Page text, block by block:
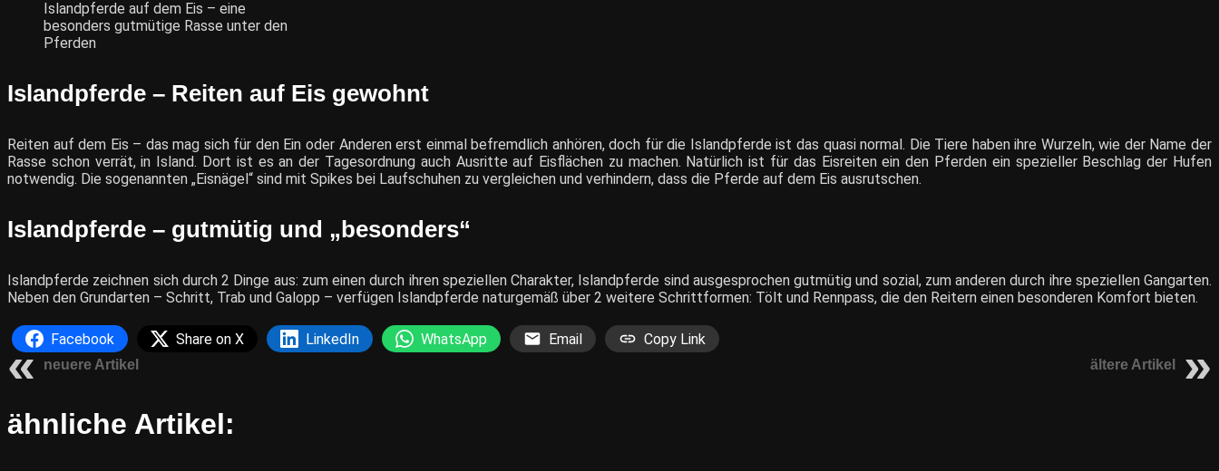
Islandpferde auf dem Eis – eine
besonders gutmütige Rasse unter den
Pferden
Islandpferde – Reiten auf Eis gewohnt
Reiten auf dem Eis – das mag sich für den Ein oder Anderen erst einmal befremdlich anhören, doch für die Islandpferde ist das quasi normal. Die Tiere haben ihre Wurzeln, wie der Name der
Rasse schon verrät, in Island. Dort ist es an der Tagesordnung auch Ausritte auf Eisflächen zu machen. Natürlich ist für das Eisreiten ein den Pferden ein spezieller Beschlag der Hufen
notwendig. Die sogenannten „Eisnägel“ sind mit Spikes bei Laufschuhen zu vergleichen und verhindern, dass die Pferde auf dem Eis ausrutschen.
Islandpferde – gutmütig und „besonders“
Islandpferde zeichnen sich durch 2 Dinge aus: zum einen durch ihren speziellen Charakter, Islandpferde sind ausgesprochen gutmütig und sozial, zum anderen durch ihre speziellen Gangarten.
Neben den Grundarten – Schritt, Trab und Galopp – verfügen Islandpferde naturgemäß über 2 weitere Schrittformen: Tölt und Rennpass, die den Reitern einen besonderen Komfort bieten.
Facebook Share on X LinkedIn WhatsApp Email Copy Link
neuere Artikel ältere Artikel
ähnliche Artikel: